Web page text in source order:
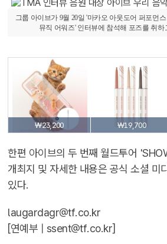
그룹 아이브가 9월 20일 '마카오 아웃도어 퍼포먼
뮤직 어워즈' 인터뷰에 참석해 포즈를 취하
₩23,200 ₩19,700
한편 아이브의 두 번째 월드투어
개최지 및 자세한 내용은 공식 소셜 미
있다.
laugardagr@tf.co.kr
[연예부 | ssent@tf.co.kr]